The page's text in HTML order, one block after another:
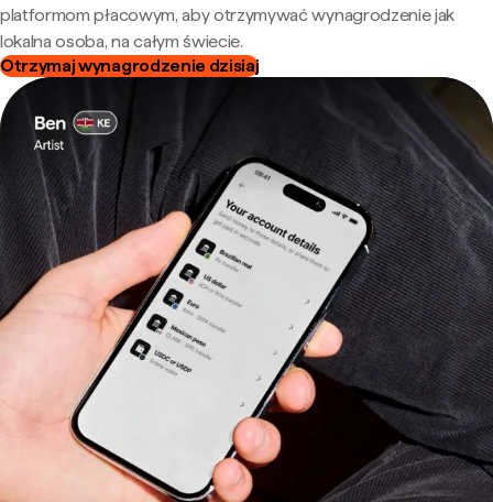
platformom płacowym, aby otrzymywać wynagrodzenie jak
lokalna osoba, na całym świecie.
Otrzymaj wynagrodzenie dzisiaj